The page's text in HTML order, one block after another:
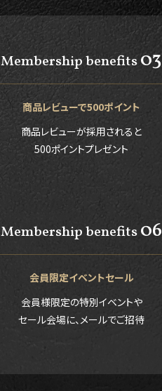
Membership benefits03
商品レビューで500ポイント
商品レビューが採用されると
500ポイントプレゼント
Membership benefits06
会員限定イベントセール
会員様限定の特別イベントや
セール会場に、メールでご招待